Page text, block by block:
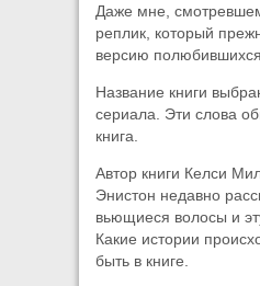
Даже мне,
реплик, который
версию
Название книги
сериала. Эти слова
книга.
Автор книги Келси
Энистон недавно
вьющиеся волосы и
Какие истории
быть в книге.